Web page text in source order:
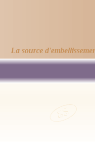
La source